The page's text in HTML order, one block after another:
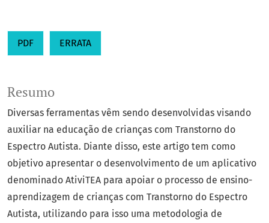
PDF ERRATA
Resumo
Diversas ferramentas vêm sendo desenvolvidas visando
auxiliar na educação de crianças com Transtorno do
Espectro Autista. Diante disso, este artigo tem como
objetivo apresentar o desenvolvimento de um aplicativo
denominado AtiviTEA para apoiar o processo de ensino-
aprendizagem de crianças com Transtorno do Espectro
Autista, utilizando para isso uma metodologia de